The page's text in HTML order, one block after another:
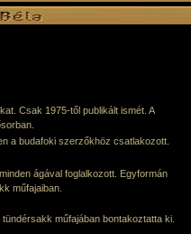
Csak 1975-től publikált ismét. A
a budafoki szerzőkhöz csatlakozott.
ágával foglalkozott. Egyformán
műfajaiban.
műfajában bontakoztatta ki.